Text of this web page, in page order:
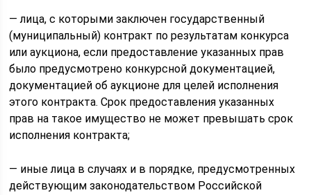
— лица, с которыми заключен государственный
(муниципальный) контракт по результатам конкурса
или аукциона, если предоставление указанных прав
было предусмотрено конкурсной документацией,
документацией об аукционе для целей исполнения
этого контракта. Срок предоставления указанных
прав на такое имущество не может превышать срок
исполнения контракта;
— иные лица в случаях и в порядке, предусмотренных
действующим законодательством Российской